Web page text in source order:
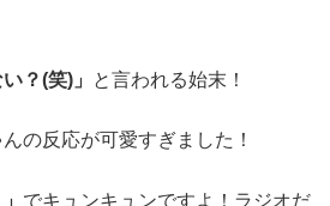
？(笑)」 と言われる始末！
の反応が可愛すぎました！
でキュンキュンですよ！ラジオだ